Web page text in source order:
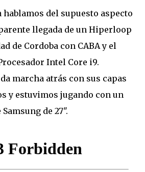
hablamos del supuesto aspecto
llegada de un Hiperloop
de Cordoba con CABA y el
Intel Core i9.
marcha atrás con sus capas
y estuvimos jugando con un
de 27".